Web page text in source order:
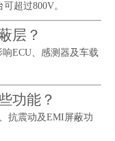
超过800V。
层？
ECU、感测器及车载
功能？
抗震动及EMI屏蔽功